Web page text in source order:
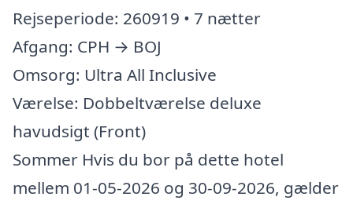
Rejseperiode: 260919 • 7 nætter
Afgang: CPH → BOJ
Omsorg: Ultra All Inclusive
Værelse: Dobbeltværelse deluxe
havudsigt (Front)
Sommer Hvis du bor på dette hotel
mellem 01-05-2026 og 30-09-2026, gælder